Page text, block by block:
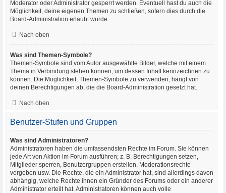
Moderator oder Administrator gesperrt werden. Eventuell hast du auch die
Möglichkeit, deine eigenen Themen zu schließen, sofern dies durch die
Board-Administration erlaubt wurde.
Nach oben
Was sind Themen-Symbole?
Themen-Symbole sind vom Autor ausgewählte Bilder, welche mit einem
Thema in Verbindung stehen können, um dessen Inhalt kennzeichnen zu
können. Die Möglichkeit, Themen-Symbole zu verwenden, hängt von
deinen Berechtigungen ab, die die Board-Administration gesetzt hat.
Nach oben
Benutzer-Stufen und Gruppen
Was sind Administratoren?
Administratoren haben die umfassendsten Rechte im Forum. Sie können
jede Art von Aktion im Forum ausführen; z. B. Berechtigungen setzen,
Mitglieder sperren, Benutzergruppen erstellen, Moderationsrechte
vergeben usw. Die Rechte, die ein Administrator hat, sind allerdings davon
abhängig, welche Rechte ihnen ein Gründer des Forums oder ein anderer
Administrator erteilt hat. Administratoren können auch volle